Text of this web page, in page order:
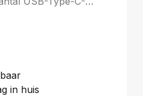
Zwart
in huis